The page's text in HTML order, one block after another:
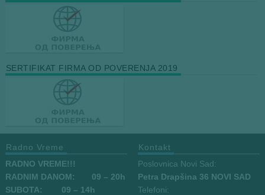
SERTIFIKAT FIRMA OD POVERENJA 2019
Radno Vreme
RADNO VREME!!!
RADNIM DANOM:
09 – 20h
SUBOTA: 09 – 14h
Kontakt
Poslovnica Novi Sad:
Petra Drapšina 36 NOVI SAD
Telefoni: